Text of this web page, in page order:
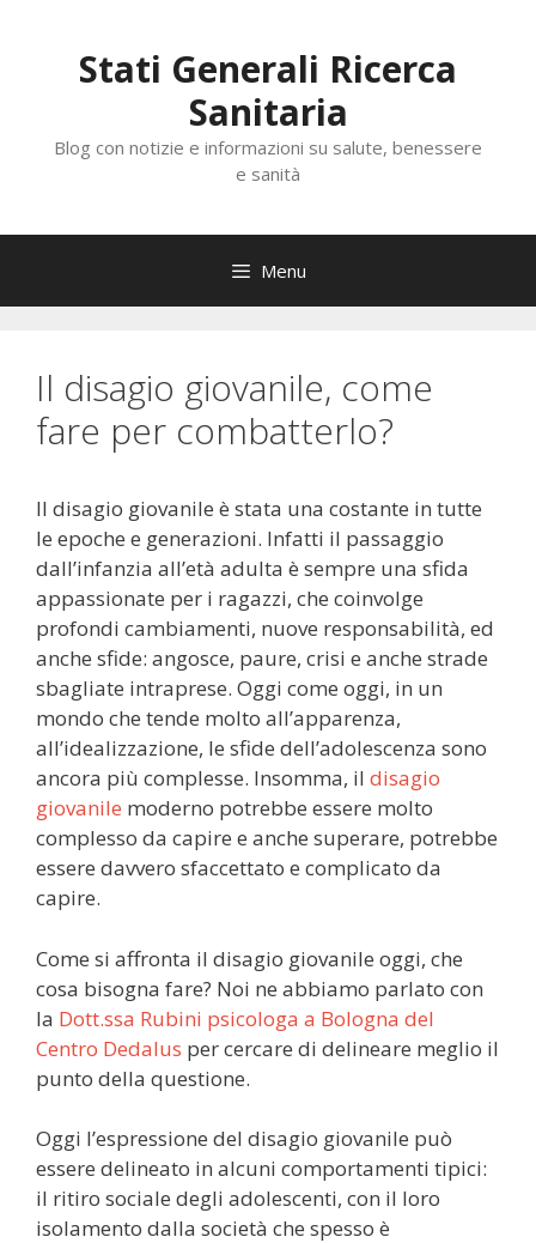
contenutoStati Generali Ricerca
Sanitaria
Blog con notizie e informazioni su salute, benessere
e sanità
Menu
Il disagio giovanile, come
fare per combatterlo?
Il disagio giovanile è stata una costante in tutte
le epoche e generazioni. Infatti il passaggio
dall’infanzia all’età adulta è sempre una sfida
appassionate per i ragazzi, che coinvolge
profondi cambiamenti, nuove responsabilità, ed
anche sfide: angosce, paure, crisi e anche strade
sbagliate intraprese. Oggi come oggi, in un
mondo che tende molto all’apparenza,
all’idealizzazione, le sfide dell’adolescenza sono
ancora più complesse. Insomma, il disagio
giovanile moderno potrebbe essere molto
complesso da capire e anche superare, potrebbe
essere davvero sfaccettato e complicato da
capire.
Come si affronta il disagio giovanile oggi, che
cosa bisogna fare? Noi ne abbiamo parlato con
la Dott.ssa Rubini psicologa a Bologna del
Centro Dedalus per cercare di delineare meglio il
punto della questione.
Oggi l’espressione del disagio giovanile può
essere delineato in alcuni comportamenti tipici:
il ritiro sociale degli adolescenti, con il loro
isolamento dalla società che spesso è